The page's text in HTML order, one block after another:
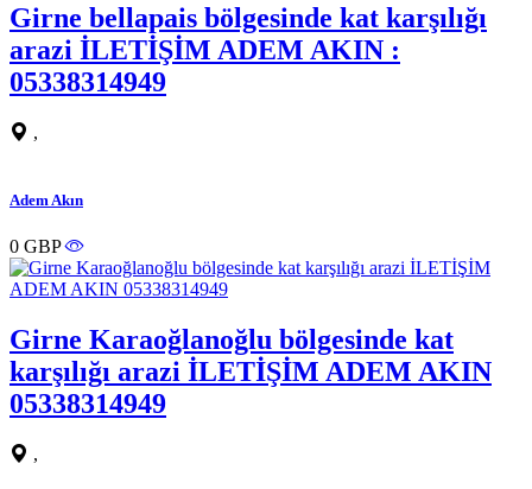
Girne bellapais bölgesinde kat karşılığı
arazi İLETİŞİM ADEM AKIN :
05338314949
,
Adem Akın
0 GBP
Girne Karaoğlanoğlu bölgesinde kat
karşılığı arazi İLETİŞİM ADEM AKIN
05338314949
,